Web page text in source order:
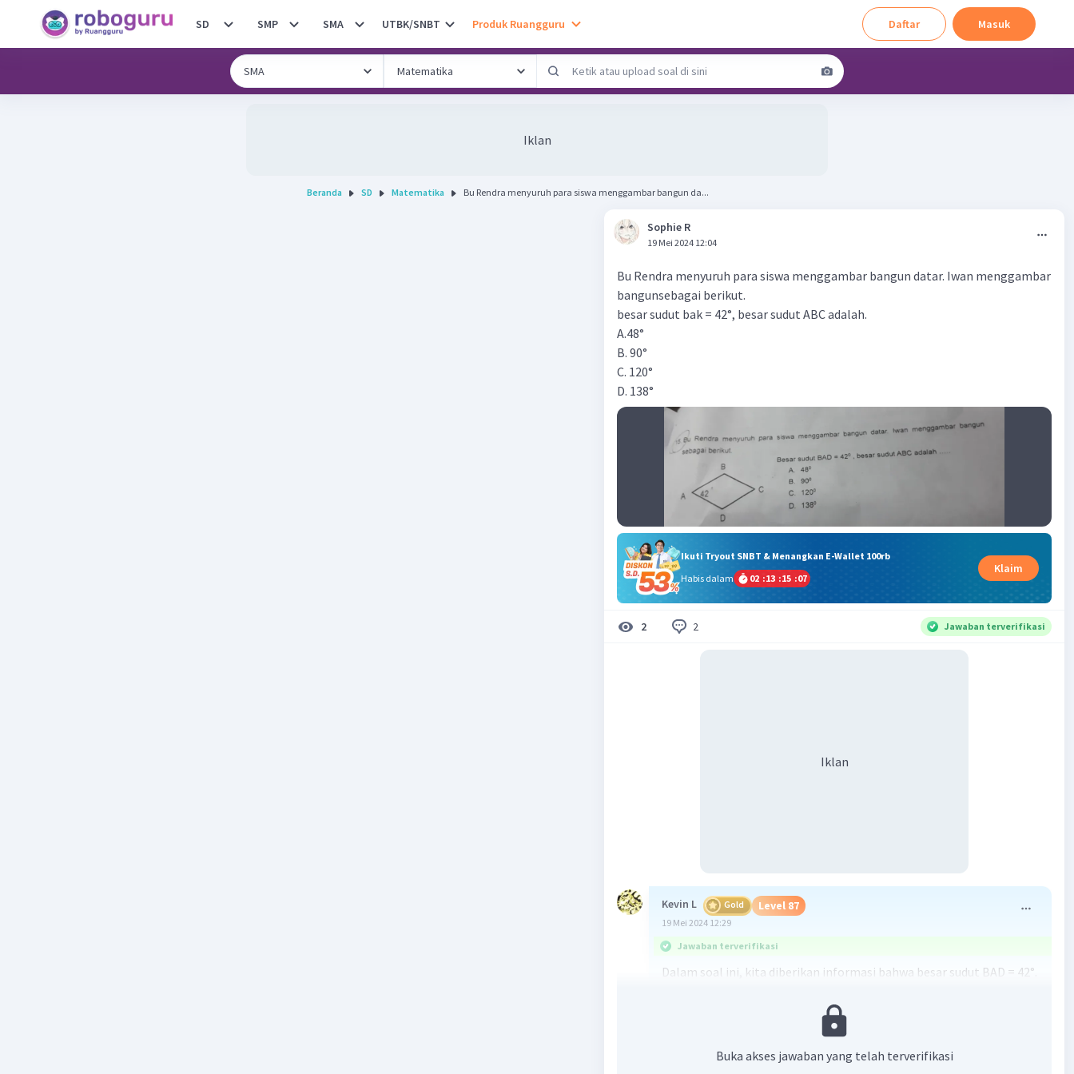
SD SMP SMA UTBK/SNBT Produk Ruangguru Daftar Masuk
Iklan
Beranda SD Matematika Bu Rendra menyuruh para siswa menggambar bangun da...
Sophie R
19 Mei 2024 12:04
Bu Rendra menyuruh para siswa menggambar bangun datar. Iwan menggambar
bangunsebagai berikut.
besar sudut bak = 42°, besar sudut ABC adalah.
A.48°
B. 90°
C. 120°
D. 138°
Ikuti Tryout SNBT & Menangkan E-Wallet 100rb
Habis dalam
02 :13 :15 :06
Klaim
2 2 Jawaban terverifikasi
Iklan
Kevin L Gold Level 87
19 Mei 2024 12:29
Jawaban terverifikasi
Dalam soal ini, kita diberikan informasi bahwa besar sudut BAD = 42°.
kedua sudut tersebut adalah 180°.
Jadi, untuk mencari besar sudut ABC, kita dapat menggunakan
Buka akses jawaban yang telah terverifikasi